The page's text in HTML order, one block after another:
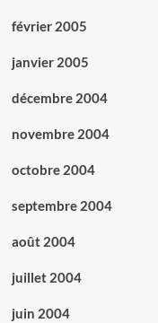
février 2005
janvier 2005
décembre 2004
novembre 2004
octobre 2004
septembre 2004
août 2004
juillet 2004
juin 2004